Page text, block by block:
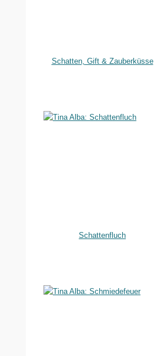
Schatten, Gift & Zauberküsse
Schattenfluch